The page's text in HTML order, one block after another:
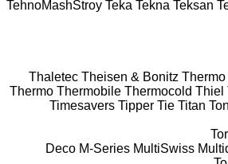
TehnoMashStroy Teka Tekna Teksan
Thaletec Theisen & Bonitz
Thermo Thermobile Thermocold Thiel
Timesavers Tipper Tie Titan
Deco M-Series MultiSwiss